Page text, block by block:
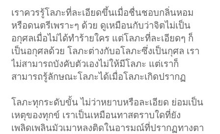
เราควรรู้โลภะที่ละเอียดขึ้นเมื่อชื่นชอบกลิ่นหอม
หรือดนตรีเพราะๆ ด้วย ดูเหมือนกับว่าจิตไม่เป็น
อกุศลเมื่อไม่ได้ทำร้ายใคร แต่โลภะที่ละเอียดๆ ก็
เป็นอกุศลด้วย โลภะต่างกับอโลภะซึ่งเป็นกุศล เรา
ไม่สามารถบังคับตัวเองไม่ให้มีโลภะ แต่เราก็
สามารถรู้ลักษณะโลภะได้เมื่อโลภะเกิดปรากฏ
โลภะทุกระดับขั้น ไม่ว่าหยาบหรือละเอียด ย่อมเป็น
เหตุของทุกข์ เราเป็นเหมือนทาสตราบใดที่ยัง
เพลิดเพลินมัวเมาหลงติดในอารมณ์ที่ปรากฏทางตา